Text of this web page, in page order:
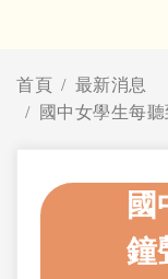
首頁
最新消息
國中女學生每聽到鬧鐘聲 竟無意識大叫、抽
鐘